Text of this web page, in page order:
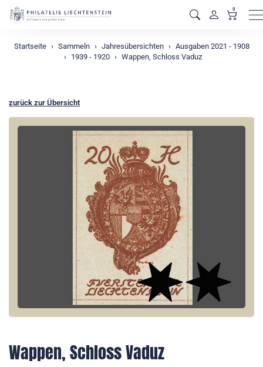
0
Startseite Sammeln Jahresübersichten
Ausgaben 2021 - 1908
1939 - 1920
Wappen, Schloss Vaduz
zurück zur Übersicht
Wappen, Schloss Vaduz